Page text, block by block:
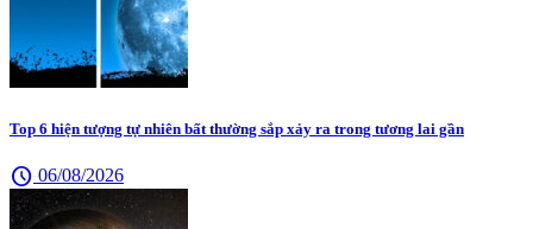
Top 6 hiện tượng tự nhiên bất thường sắp xảy ra trong tương lai gần
schedule 06/08/2026